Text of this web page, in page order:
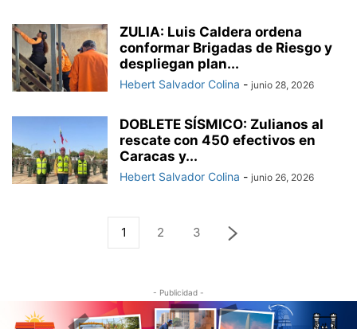
ZULIA: Luis Caldera ordena
conformar Brigadas de Riesgo y
despliegan plan...
Hebert Salvador Colina - junio 28, 2026
DOBLETE SÍSMICO: Zulianos al
rescate con 450 efectivos en
Caracas y...
Hebert Salvador Colina - junio 26, 2026
1 2 3
- Publicidad -